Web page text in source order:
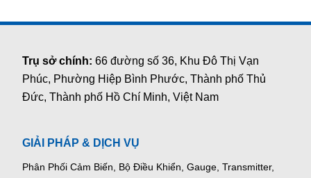
Trụ sở chính:66 đường số 36, Khu Đô Thị Vạn
Phúc, Phường Hiệp Bình Phước, Thành phố Thủ
Đức, Thành phố Hồ Chí Minh, Việt Nam
GIẢI PHÁP & DỊCH VỤ
Phân Phối Cảm Biến, Bộ Điều Khiển, Gauge, Transmitter,